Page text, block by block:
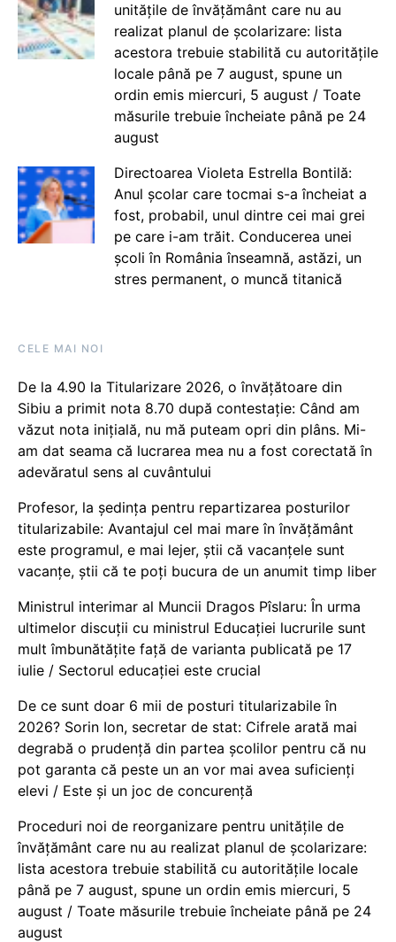
unitățile de învățământ care nu au
realizat planul de școlarizare: lista
acestora trebuie stabilită cu autoritățile
locale până pe 7 august, spune un
ordin emis miercuri, 5 august / Toate
măsurile trebuie încheiate până pe 24
august
Directoarea Violeta Estrella Bontilă:
Anul școlar care tocmai s-a încheiat a
fost, probabil, unul dintre cei mai grei
pe care i-am trăit. Conducerea unei
școli în România înseamnă, astăzi, un
stres permanent, o muncă titanică
CELE MAI NOI
De la 4.90 la Titularizare 2026, o învățătoare din
Sibiu a primit nota 8.70 după contestație: Când am
văzut nota inițială, nu mă puteam opri din plâns. Mi-
am dat seama că lucrarea mea nu a fost corectată în
adevăratul sens al cuvântului
Profesor, la ședința pentru repartizarea posturilor
titularizabile: Avantajul cel mai mare în învățământ
este programul, e mai lejer, știi că vacanțele sunt
vacanţe, știi că te poți bucura de un anumit timp liber
Ministrul interimar al Muncii Dragos Pîslaru: În urma
ultimelor discuții cu ministrul Educației lucrurile sunt
mult îmbunătățite față de varianta publicată pe 17
iulie / Sectorul educației este crucial
De ce sunt doar 6 mii de posturi titularizabile în
2026? Sorin Ion, secretar de stat: Cifrele arată mai
degrabă o prudență din partea școlilor pentru că nu
pot garanta că peste un an vor mai avea suficienți
elevi / Este și un joc de concurență
Proceduri noi de reorganizare pentru unitățile de
învățământ care nu au realizat planul de școlarizare:
lista acestora trebuie stabilită cu autoritățile locale
până pe 7 august, spune un ordin emis miercuri, 5
august / Toate măsurile trebuie încheiate până pe 24
august